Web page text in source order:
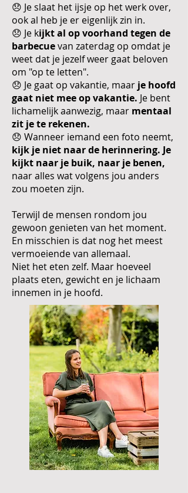
😞 Je slaat het ijsje op het werk over,
ook al heb je er eigenlijk zin in.
😞 Je kijkt al op voorhand tegen de
barbecuevan zaterdag op omdat je
weet dat je jezelf weer gaat beloven
om "op te letten".
😞 Je gaat op vakantie, maar je hoofd
gaat niet mee op vakantie. Je bent
lichamelijk aanwezig, maar mentaal
zit je te rekenen.
😞 Wanneer iemand een foto neemt,
kijk je niet naar de herinnering. Je
kijkt naar je buik, naar je benen,
naar alles wat volgens jou anders
zou moeten zijn.
Terwijl de mensen rondom jou
gewoon genieten van het moment.
En misschien is dat nog het meest
vermoeiende van allemaal.
Niet het eten zelf. Maar hoeveel
plaats eten, gewicht en je lichaam
innemen in je hoofd.